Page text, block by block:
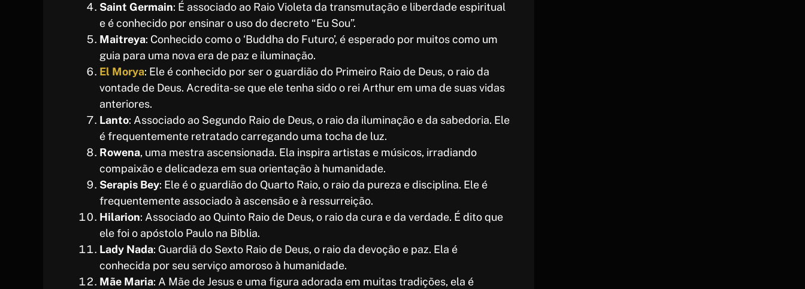
Saint Germain: É associado ao Raio Violeta da transmutação e liberdade espiritual
e é conhecido por ensinar o uso do decreto “Eu Sou”.
Maitreya: Conhecido como o ‘Buddha do Futuro’, é esperado por muitos como um
guia para uma nova era de paz e iluminação.
El Morya: Ele é conhecido por ser o guardião do Primeiro Raio de Deus, o raio da
vontade de Deus. Acredita-se que ele tenha sido o rei Arthur em uma de suas vidas
anteriores.
Lanto: Associado ao Segundo Raio de Deus, o raio da iluminação e da sabedoria. Ele
é frequentemente retratado carregando uma tocha de luz.
Rowena, uma mestra ascensionada. Ela inspira artistas e músicos, irradiando
compaixão e delicadeza em sua orientação à humanidade.
Serapis Bey: Ele é o guardião do Quarto Raio, o raio da pureza e disciplina. Ele é
frequentemente associado à ascensão e à ressurreição.
Hilarion: Associado ao Quinto Raio de Deus, o raio da cura e da verdade. É dito que
ele foi o apóstolo Paulo na Bíblia.
Lady Nada: Guardiã do Sexto Raio de Deus, o raio da devoção e paz. Ela é
conhecida por seu serviço amoroso à humanidade.
Mãe Maria: A Mãe de Jesus e uma figura adorada em muitas tradições, ela é